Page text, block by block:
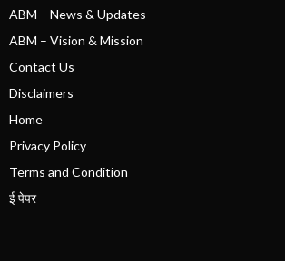
ABM – News & Updates
ABM – Vision & Mission
Contact Us
Disclaimers
Home
Privacy Policy
Terms and Condition
ई पेपर